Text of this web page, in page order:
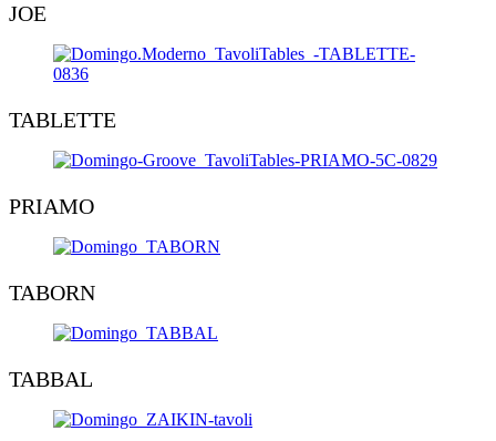
JOE
TABLETTE
PRIAMO
TABORN
TABBAL